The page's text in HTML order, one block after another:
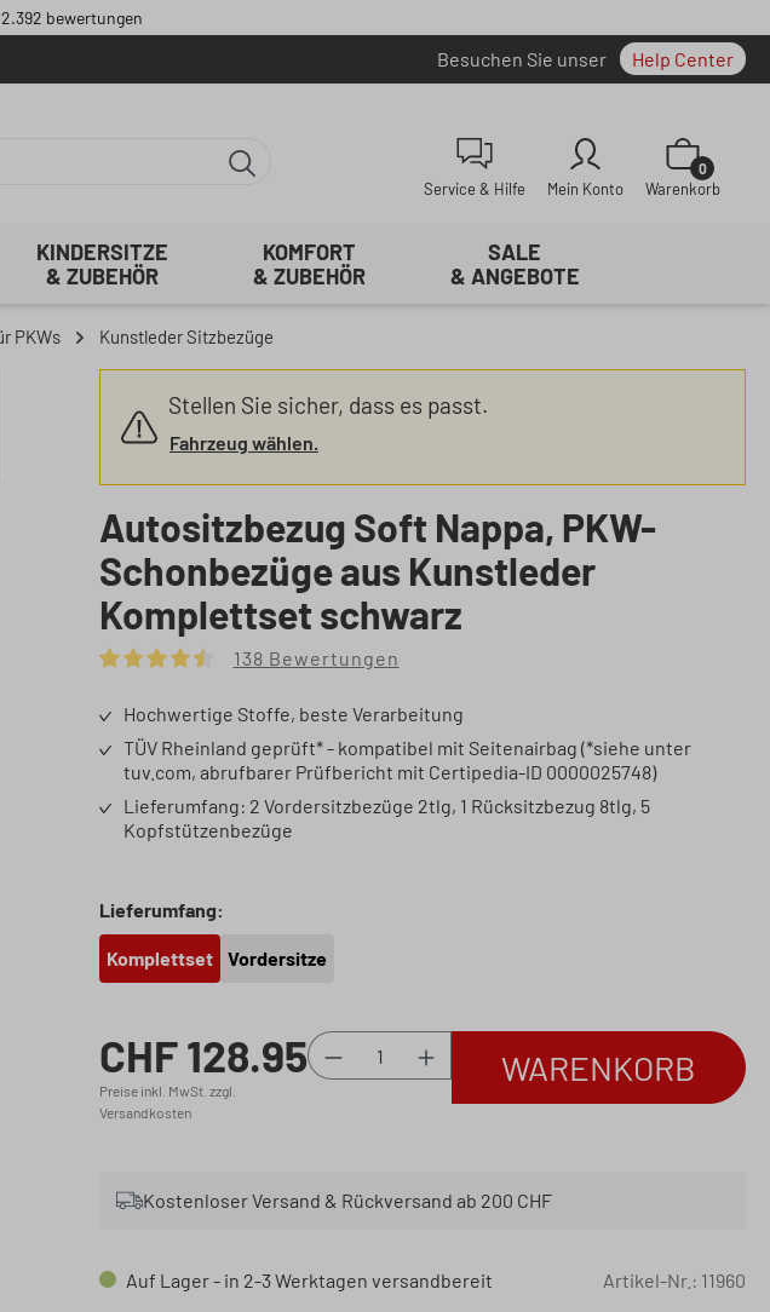
2.392 bewertungen
Besuchen Sie unser Help Center
Service & Hilfe Mein Konto
Warenkorb
0
Warenkorb
KINDERSITZE
& ZUBEHÖR
KOMFORT
& ZUBEHÖR
SALE
& ANGEBOTE
PKWs Kunstleder Sitzbezüge
Stellen Sie sicher, dass es passt.
Fahrzeug wählen.
Autositzbezug Soft Nappa, PKW-
Schonbezüge aus Kunstleder
Komplettset schwarz
Hochwertige Stoffe, beste Verarbeitung
TÜV Rheinland geprüft* - kompatibel mit Seitenairbag (*siehe unter
tuv.com, abrufbarer Prüfbericht mit Certipedia-ID 0000025748)
Lieferumfang: 2 Vordersitzbezüge 2tlg, 1 Rücksitzbezug 8tlg, 5
Kopfstützenbezüge
Lieferumfang:
Komplettset Vordersitze
Regulärer Preis:
CHF 128.95
Preise inkl. MwSt. zzgl.
Versandkosten
Produkt Anzahl: Gib den
WARENKORB
138 Bewertungen
Kostenloser Versand & Rückversand ab 200 CHF
Auf Lager - in 2-3 Werktagen versandbereit Artikel-Nr.: 11960